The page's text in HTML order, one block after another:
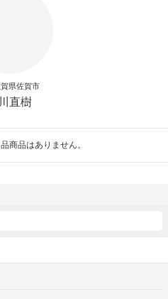
県佐賀市
直樹
商品はありません。